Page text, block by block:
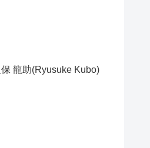
保 龍助(Ryusuke Kubo)